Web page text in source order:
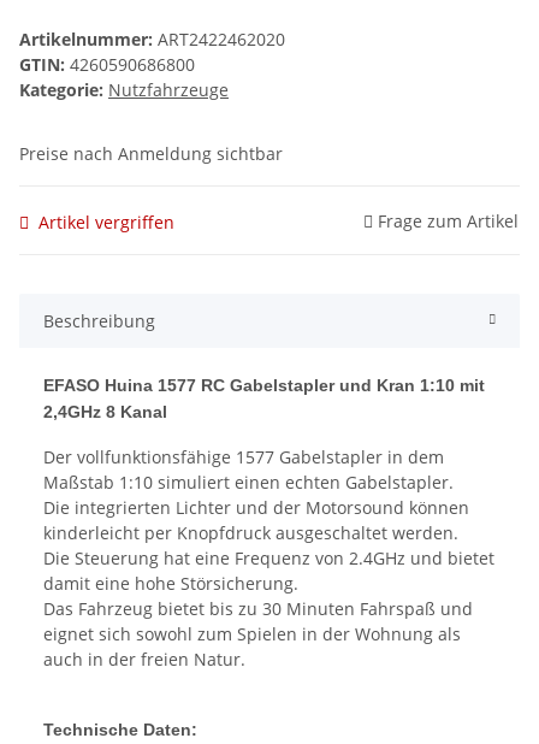
Artikelnummer: ART2422462020
GTIN: 4260590686800
Kategorie: Nutzfahrzeuge
Preise nach Anmeldung sichtbar
Artikel vergriffen Frage zum Artikel
Beschreibung
EFASO Huina 1577 RC Gabelstapler und Kran 1:10 mit
2,4GHz 8 Kanal
Der vollfunktionsfähige 1577 Gabelstapler in dem
Maßstab 1:10 simuliert einen echten Gabelstapler.
Die integrierten Lichter und der Motorsound können
kinderleicht per Knopfdruck ausgeschaltet werden.
Die Steuerung hat eine Frequenz von 2.4GHz und bietet
damit eine hohe Störsicherung.
Das Fahrzeug bietet bis zu 30 Minuten Fahrspaß und
eignet sich sowohl zum Spielen in der Wohnung als
auch in der freien Natur.
Technische Daten: